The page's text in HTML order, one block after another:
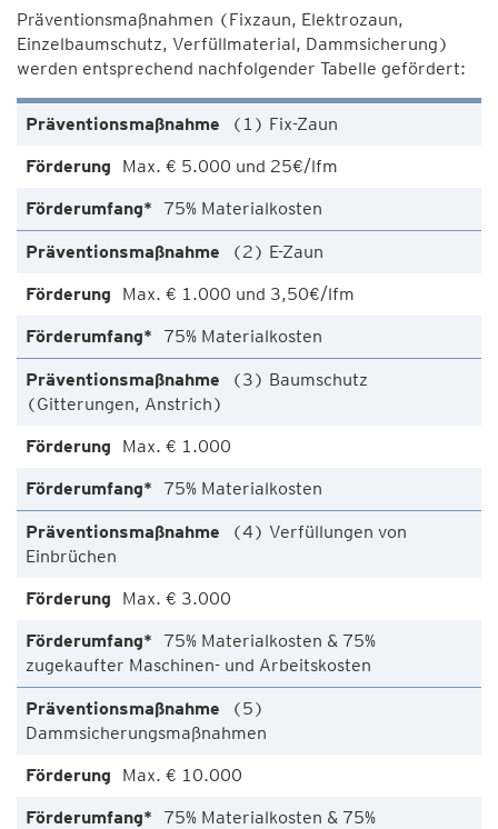
Präventionsmaßnahmen (Fixzaun, Elektrozaun,
Einzelbaumschutz, Verfüllmaterial, Dammsicherung)
werden entsprechend nachfolgender Tabelle gefördert:
(1) Fix-Zaun
Max. € 5.000 und 25€/lfm
75% Materialkosten
(2) E-Zaun
Max. € 1.000 und 3,50€/lfm
75% Materialkosten
(3) Baumschutz
(Gitterungen, Anstrich)
Max. € 1.000
75% Materialkosten
(4) Verfüllungen von
Einbrüchen
Max. € 3.000
75% Materialkosten & 75%
zugekaufter Maschinen- und Arbeitskosten
(5)
Dammsicherungsmaßnahmen
Max. € 10.000
75% Materialkosten & 75%